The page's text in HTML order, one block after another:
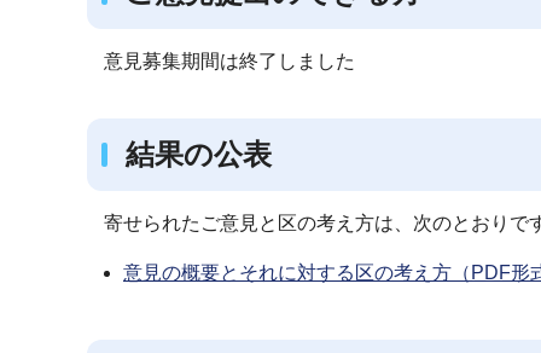
意見募集期間は終了しました
結果の公表
寄せられたご意見と区の考え方は、次のとおりで
意見の概要とそれに対する区の考え方（PDF形